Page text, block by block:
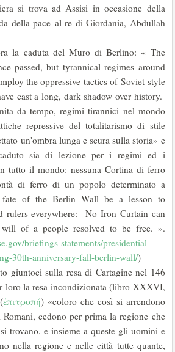
si trova ad Assisi in occasione della
della pace al re di Giordania, Abdullah
la caduta del Muro di Berlino: « The
passed, but tyrannical regimes around
the oppressive tactics of Soviet-style
cast a long, dark shadow over history.
da tempo, regimi tirannici nel mondo
repressive del totalitarismo di stile
un'ombra lunga e scura sulla storia» e
sia di lezione per i regimi ed i
tutto il mondo: nessuna Cortina di ferro
di ferro di un popolo determinato a
fate of the Berlin Wall be a lesson to
rulers everywhere: No Iron Curtain can
of a people resolved to be free. ».
briefings-statements/presidential-
30th-anniversary-fall-berlin-wall/)
giuntoci sulla resa di Cartagine nel 146
loro la resa incondizionata (libro XXXVI,
ἐπιτροπή) «coloro che così si arrendono
cedono per prima la regione che
trovano, e insieme a queste gli uomini e
nella regione e nelle città tutte quante,